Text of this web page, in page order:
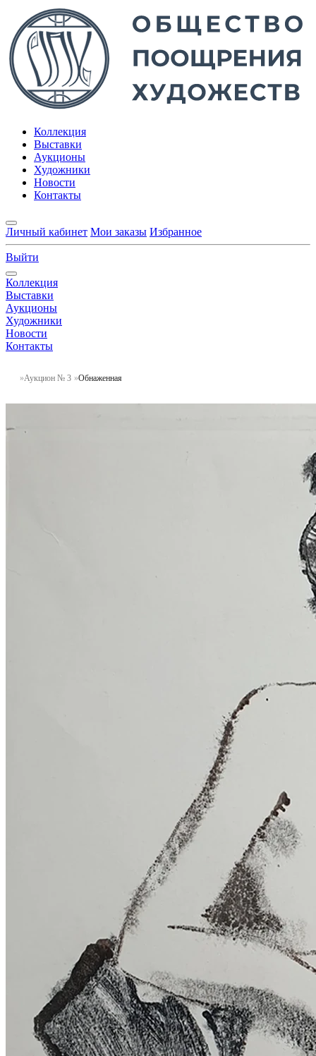
Коллекция
Выставки
Аукционы
Художники
Новости
Контакты
Личный кабинет Мои заказы Избранное
Выйти
Коллекция
Выставки
Аукционы
Художники
Новости
Контакты
Аукцион № 3 Обнаженная